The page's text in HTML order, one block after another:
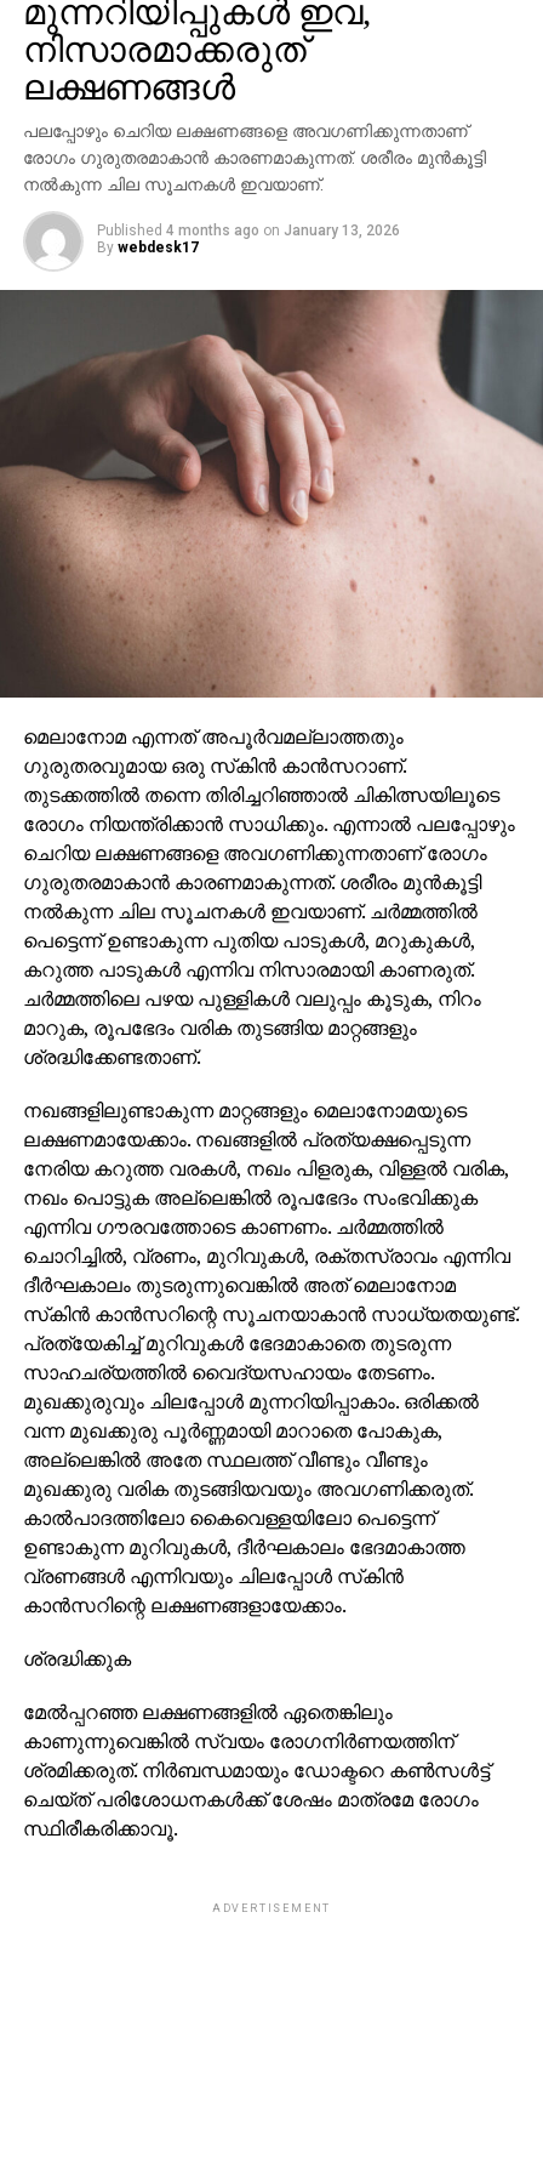
മുന്നറിയിപ്പുകള്‍ ഇവ,
നിസാരമാക്കരുത്
ലക്ഷണങ്ങള്‍
പലപ്പോഴും ചെറിയ ലക്ഷണങ്ങളെ അവഗണിക്കുന്നതാണ്
രോഗം ഗുരുതരമാകാന്‍ കാരണമാകുന്നത്. ശരീരം മുന്‍കൂട്ടി
നല്‍കുന്ന ചില സൂചനകള്‍ ഇവയാണ്.
Published 4 months ago on January 13, 2026
By webdesk17
മെലാനോമ എന്നത് അപൂര്‍വമല്ലാത്തതും
ഗുരുതരവുമായ ഒരു സ്‌കിന്‍ കാന്‍സറാണ്.
തുടക്കത്തില്‍ തന്നെ തിരിച്ചറിഞ്ഞാല്‍ ചികിത്സയിലൂടെ
രോഗം നിയന്ത്രിക്കാന്‍ സാധിക്കും. എന്നാല്‍ പലപ്പോഴും
ചെറിയ ലക്ഷണങ്ങളെ അവഗണിക്കുന്നതാണ് രോഗം
ഗുരുതരമാകാന്‍ കാരണമാകുന്നത്. ശരീരം മുന്‍കൂട്ടി
നല്‍കുന്ന ചില സൂചനകള്‍ ഇവയാണ്. ചര്‍മ്മത്തില്‍
പെട്ടെന്ന് ഉണ്ടാകുന്ന പുതിയ പാടുകള്‍, മറുകുകള്‍,
കറുത്ത പാടുകള്‍ എന്നിവ നിസാരമായി കാണരുത്.
ചര്‍മ്മത്തിലെ പഴയ പുള്ളികള്‍ വലുപ്പം കൂടുക, നിറം
മാറുക, രൂപഭേദം വരിക തുടങ്ങിയ മാറ്റങ്ങളും
ശ്രദ്ധിക്കേണ്ടതാണ്.
നഖങ്ങളിലുണ്ടാകുന്ന മാറ്റങ്ങളും മെലാനോമയുടെ
ലക്ഷണമായേക്കാം. നഖങ്ങളില്‍ പ്രത്യക്ഷപ്പെടുന്ന
നേരിയ കറുത്ത വരകള്‍, നഖം പിളരുക, വിള്ളല്‍ വരിക,
നഖം പൊട്ടുക അല്ലെങ്കില്‍ രൂപഭേദം സംഭവിക്കുക
എന്നിവ ഗൗരവത്തോടെ കാണണം. ചര്‍മ്മത്തില്‍
ചൊറിച്ചില്‍, വ്രണം, മുറിവുകള്‍, രക്തസ്രാവം എന്നിവ
ദീര്‍ഘകാലം തുടരുന്നുവെങ്കില്‍ അത് മെലാനോമ
സ്‌കിന്‍ കാന്‍സറിന്റെ സൂചനയാകാന്‍ സാധ്യതയുണ്ട്.
പ്രത്യേകിച്ച് മുറിവുകള്‍ ഭേദമാകാതെ തുടരുന്ന
സാഹചര്യത്തില്‍ വൈദ്യസഹായം തേടണം.
മുഖക്കുരുവും ചിലപ്പോള്‍ മുന്നറിയിപ്പാകാം. ഒരിക്കല്‍
വന്ന മുഖക്കുരു പൂര്‍ണ്ണമായി മാറാതെ പോകുക,
അല്ലെങ്കില്‍ അതേ സ്ഥലത്ത് വീണ്ടും വീണ്ടും
മുഖക്കുരു വരിക തുടങ്ങിയവയും അവഗണിക്കരുത്.
കാല്‍പാദത്തിലോ കൈവെള്ളയിലോ പെട്ടെന്ന്
ഉണ്ടാകുന്ന മുറിവുകള്‍, ദീര്‍ഘകാലം ഭേദമാകാത്ത
വ്രണങ്ങള്‍ എന്നിവയും ചിലപ്പോള്‍ സ്‌കിന്‍
കാന്‍സറിന്റെ ലക്ഷണങ്ങളായേക്കാം.
ശ്രദ്ധിക്കുക
മേല്‍പ്പറഞ്ഞ ലക്ഷണങ്ങളില്‍ ഏതെങ്കിലും
കാണുന്നുവെങ്കില്‍ സ്വയം രോഗനിര്‍ണയത്തിന്
ശ്രമിക്കരുത്. നിര്‍ബന്ധമായും ഡോക്ടറെ കണ്‍സള്‍ട്ട്
ചെയ്ത് പരിശോധനകള്‍ക്ക് ശേഷം മാത്രമേ രോഗം
സ്ഥിരീകരിക്കാവൂ.
ADVERTISEMENT